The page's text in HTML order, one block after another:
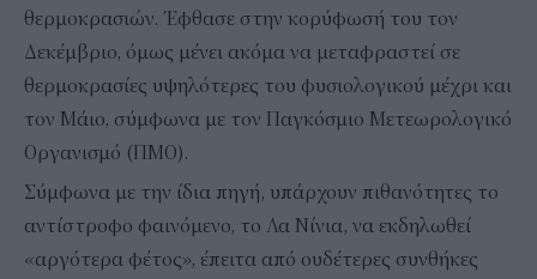
θερμοκρασιών. Έφθασε στην κορύφωσή του τον
Δεκέμβριο, όμως μένει ακόμα να μεταφραστεί σε
θερμοκρασίες υψηλότερες του φυσιολογικού μέχρι και
τον Μάιο, σύμφωνα με τον Παγκόσμιο Μετεωρολογικό
Οργανισμό (ΠΜΟ).
Σύμφωνα με την ίδια πηγή, υπάρχουν πιθανότητες το
αντίστροφο φαινόμενο, το Λα Νίνια, να εκδηλωθεί
«αργότερα φέτος», έπειτα από ουδέτερες συνθήκες